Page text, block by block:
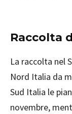
Raccolta
La raccolta nel
Nord Italia da
Sud Italia le
novembre,